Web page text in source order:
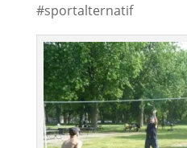
#sportalternatif